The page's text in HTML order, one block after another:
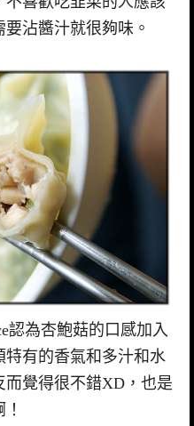
沾醬汁就很夠味。
為杏鮑菇的口感加入
有的香氣和多汁和水
覺得很不錯XD，也是